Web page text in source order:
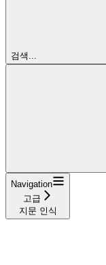
검색...
Navigation
고급
지문 인식